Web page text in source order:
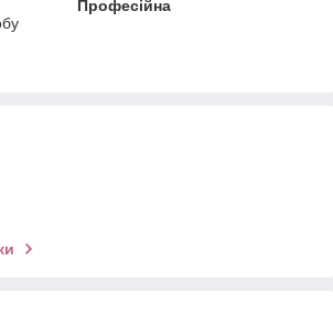
Професійна